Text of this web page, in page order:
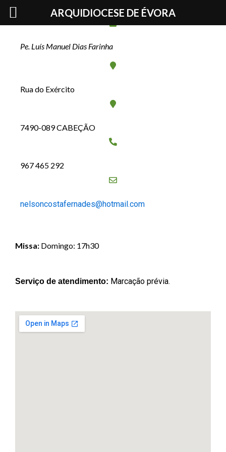
Skip
Pe. Nelson da Costa Fernandes
Pe. Luís Manuel Dias Farinha
Rua do Exército
7490-089 CABEÇÃO
967 465 292
nelsoncostafernades@hotmail.com
Missa: Domingo: 17h30
Serviço de atendimento: Marcação prévia.
ARQUIDIOCESE DE ÉVORA